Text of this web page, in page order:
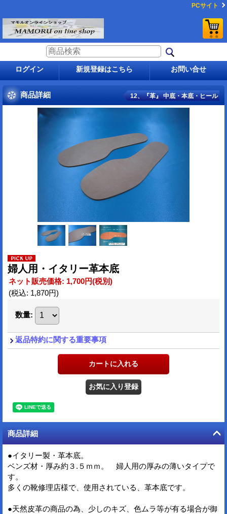
PCサイト
ログイン 新規登録はこちら お問い合せ
商品詳細 12、『革』 中底・本底・ヒール
婦人用・イタリー革本底
ネット販売価格: 1,700円(税別)
(税込: 1,870円)
数量:
返品特約に関する重要事項
商品詳細
●イタリー製・革本底。
ベンズ材・厚み約３.５ｍｍ。 婦人用の厚みの薄いタイプで
す。
多くの靴修理店様で、使用されている、革本底です。
●天然皮革の商品の為、少しのキズ、色ムラ等が有る場合が御